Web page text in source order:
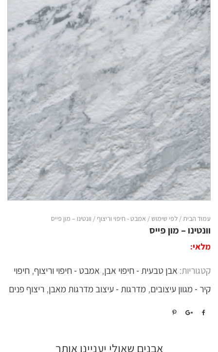
עמוד הבית/ לפי שימוש/ אמבט - חיפוי וריצוף / וונטינו – מון פייס
וונטינו – מון פייס
מלאי:
קטגוריות: אבן טבעית - חיפוי אבן, אמבט - חיפוי וריצוף, חיפוי
קיר - מגוון עיצובים, מדרגות - עיצוב מדרגות מאבן, ריצוף פנים
אבנים שאולי יעניינו אותך